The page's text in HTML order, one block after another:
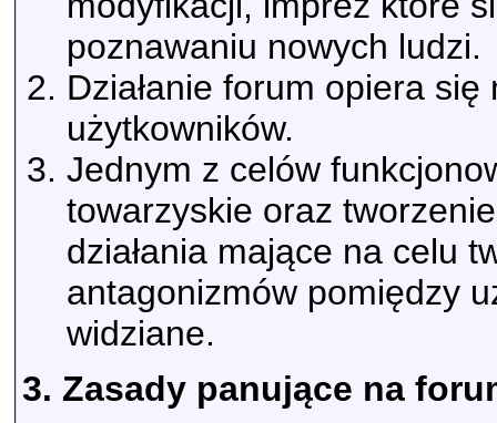
poznawaniu nowych ludzi.
Działanie forum opiera
użytkowników.
Jednym z celów
towarzyskie oraz
działania mające na celu
antagonizmów pomiędzy
widziane.
3. Zasady panujące na